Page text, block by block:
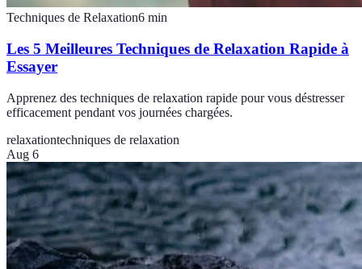
Techniques de Relaxation6 min
Les 5 Meilleures Techniques de Relaxation Rapide à
Essayer
Apprenez des techniques de relaxation rapide pour vous déstresser
efficacement pendant vos journées chargées.
relaxationtechniques de relaxation
Aug 6